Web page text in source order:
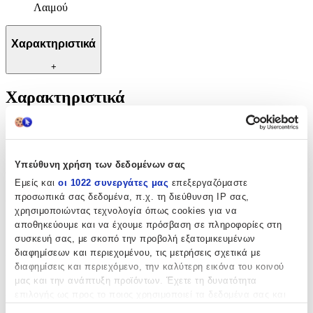
Υπεύθυνη χρήση των δεδομένων σας
Εμείς και οι 1022 συνεργάτες μας επεξεργαζόμαστε
προσωπικά σας δεδομένα, π.χ. τη διεύθυνση IP σας,
χρησιμοποιώντας τεχνολογία όπως cookies για να
αποθηκεύουμε και να έχουμε πρόσβαση σε πληροφορίες στη
συσκευή σας, με σκοπό την προβολή εξατομικευμένων
διαφημίσεων και περιεχομένου, τις μετρήσεις σχετικά με
διαφημίσεις και περιεχόμενο, την καλύτερη εικόνα του κοινού
μας και την ανάπτυξη προϊόντων. Έχετε τη δυνατότητα
Λαιμού
Χαρακτηριστικά
+
Χαρακτηριστικά
Κατασκευαστής
Βασικά Χαρακτηριστικά
Υλικό
Ατσάλι
Δίχρωμη:
Όχι